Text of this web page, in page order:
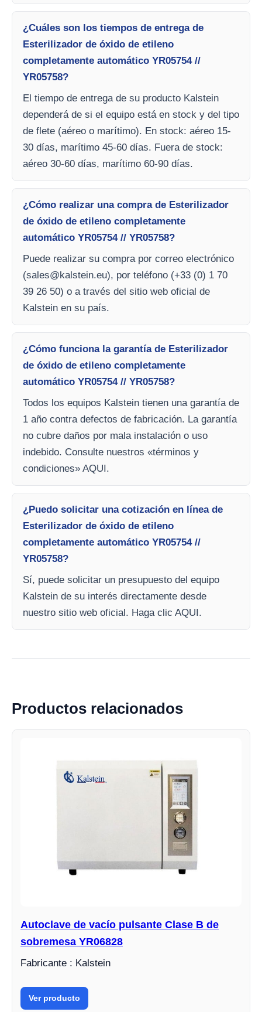
¿Cuáles son los tiempos de entrega de
Esterilizador de óxido de etileno
completamente automático YR05754 //
YR05758?
El tiempo de entrega de su producto Kalstein
dependerá de si el equipo está en stock y del tipo
de flete (aéreo o marítimo). En stock: aéreo 15-
30 días, marítimo 45-60 días. Fuera de stock:
aéreo 30-60 días, marítimo 60-90 días.
¿Cómo realizar una compra de Esterilizador
de óxido de etileno completamente
automático YR05754 // YR05758?
Puede realizar su compra por correo electrónico
(sales@kalstein.eu), por teléfono (+33 (0) 1 70
39 26 50) o a través del sitio web oficial de
Kalstein en su país.
¿Cómo funciona la garantía de Esterilizador
de óxido de etileno completamente
automático YR05754 // YR05758?
Todos los equipos Kalstein tienen una garantía de
1 año contra defectos de fabricación. La garantía
no cubre daños por mala instalación o uso
indebido. Consulte nuestros «términos y
condiciones» AQUI.
¿Puedo solicitar una cotización en línea de
Esterilizador de óxido de etileno
completamente automático YR05754 //
YR05758?
Sí, puede solicitar un presupuesto del equipo
Kalstein de su interés directamente desde
nuestro sitio web oficial. Haga clic AQUI.
Productos relacionados
Autoclave de vacío pulsante Clase B de
sobremesa YR06828
Fabricante : Kalstein
Ver producto